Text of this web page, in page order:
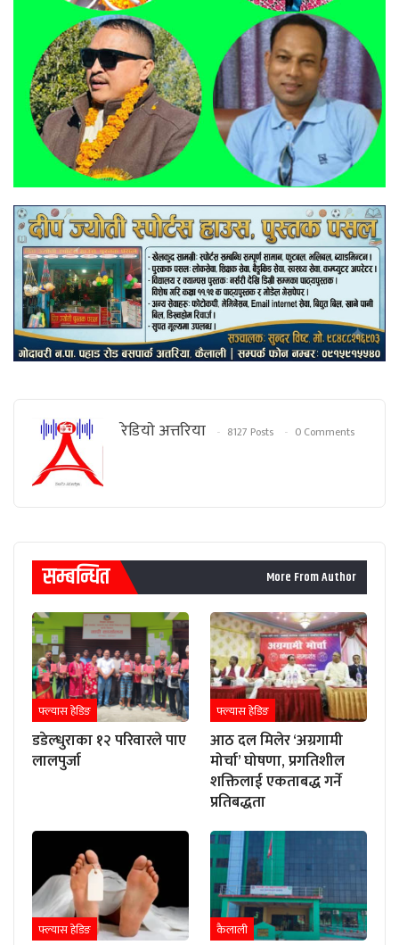
रेडियाे अत्तरिया 8127 Posts 0 Comments
सम्बन्धित More From Author
फ्ल्यास हेडिङ
डडेल्धुराका १२ परिवारले पाए
लालपुर्जा
फ्ल्यास हेडिङ
आठ दल मिलेर ‘अग्रगामी
मोर्चा’ घोषणा, प्रगतिशील
शक्तिलाई एकताबद्ध गर्ने
प्रतिबद्धता
फ्ल्यास हेडिङ कैलाली